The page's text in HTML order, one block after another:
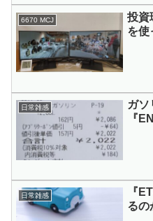
6670 MCJ
投資
を使
日常雑感
ガソ
『
日常雑感
『
るの